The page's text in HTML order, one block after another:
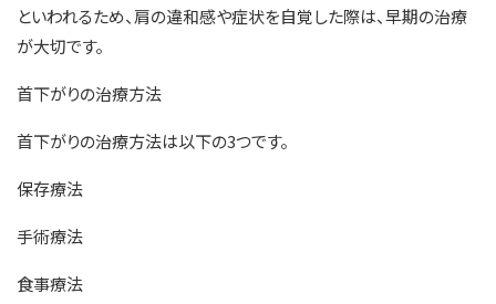
といわれるため、肩の違和感や症状を自覚した際は、早期の治療
が大切です。
首下がりの治療方法
首下がりの治療方法は以下の3つです。
保存療法
手術療法
食事療法